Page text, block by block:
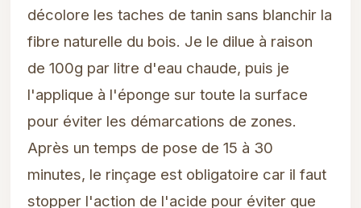
décolore les taches de tanin sans blanchir la
fibre naturelle du bois. Je le dilue à raison
de 100g par litre d'eau chaude, puis je
l'applique à l'éponge sur toute la surface
pour éviter les démarcations de zones.
Après un temps de pose de 15 à 30
minutes, le rinçage est obligatoire car il faut
stopper l'action de l'acide pour éviter que